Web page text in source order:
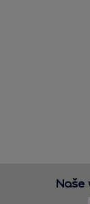
Naše